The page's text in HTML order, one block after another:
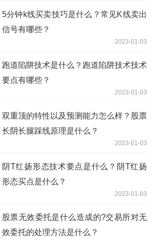
5分钟k线买卖技巧是什么？常见K线卖出
信号有哪些？
2023-01-03
跑道陷阱技术是什么？跑道陷阱技术技术
要点有哪些？
2023-01-03
双重顶的特性以及预测能力怎么样？股票
长阴长腿踩线原理是什么？
2023-01-03
阴T红扬形态技术要点是什么？阴T红扬
形态买点是什么？
2023-01-03
股票无效委托是什么造成的?交易所对无
效委托的处理方法是什么？